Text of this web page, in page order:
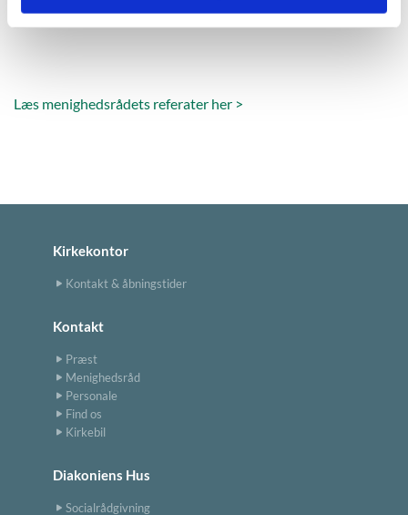
Læs menighedsrådets referater her >
Kirkekontor
Kontakt & åbningstider
Kontakt
Præst
Menighedsråd
Personale
Find os
Kirkebil
Diakoniens Hus
Socialrådgivning